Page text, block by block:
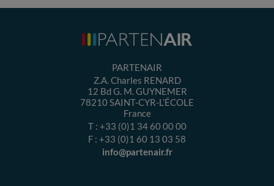
PARTENAIR
Z.A. Charles RENARD
12 Bd G. M. GUYNEMER
78210SAINT-CYR-L’ÉCOLE
France
T : +33 (0)1 34 60 00 00
F : +33 (0)1 60 13 03 58
info@partenair.fr